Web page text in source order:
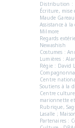
Distribution :
Écriture, mise
Maude
Assistance à
Milmore
Regards
Newashish
Costumes :
Lumières :
Régie : David
Centre
Soutiens à la
Centre
marionnette
Rubrique,
Lasalle ;
Partenaires :